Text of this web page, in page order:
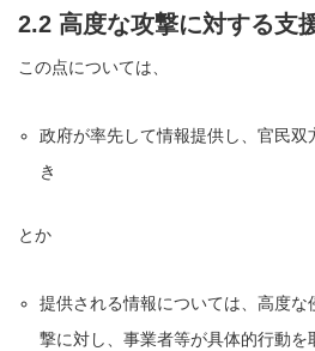
2.2 高度な攻撃に対する支
この点については、
政府が率先して情報提供し、官民
き
とか
提供される情報については、高度
撃に対し、事業者等が具体的行動を